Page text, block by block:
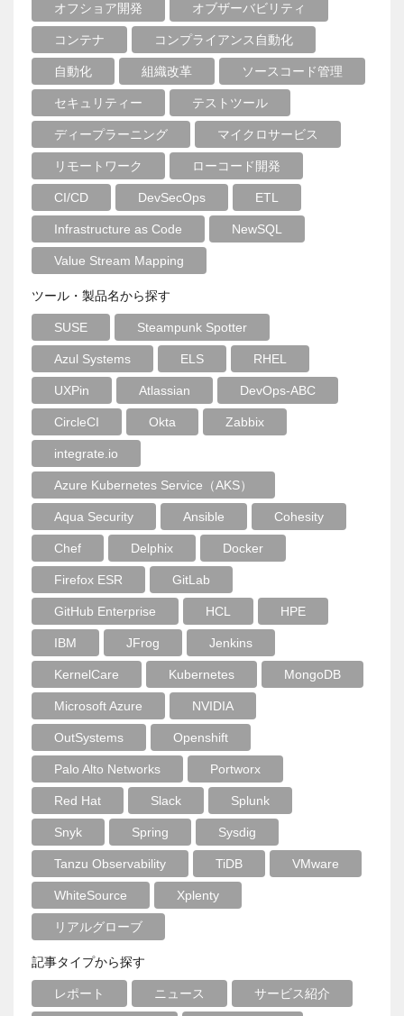
オフショア開発 オブザーバビリティ
コンテナ コンプライアンス自動化
自動化 組織改革 ソースコード管理
セキュリティー テストツール
ディープラーニング マイクロサービス
リモートワーク ローコード開発
CI/CD DevSecOps ETL
Infrastructure as Code NewSQL
Value Stream Mapping
ツール・製品名から探す
SUSE Steampunk Spotter
Azul Systems ELS RHEL
UXPin Atlassian DevOps-ABC
CircleCI Okta Zabbix
integrate.io
Azure Kubernetes Service（AKS）
Aqua Security Ansible Cohesity
Chef Delphix Docker
Firefox ESR GitLab
GitHub Enterprise HCL HPE
IBM JFrog Jenkins
KernelCare Kubernetes MongoDB
Microsoft Azure NVIDIA
OutSystems Openshift
Palo Alto Networks Portworx
Red Hat Slack Splunk
Snyk Spring Sysdig
Tanzu Observability TiDB VMware
WhiteSource Xplenty
リアルグローブ
記事タイプから探す
レポート ニュース サービス紹介